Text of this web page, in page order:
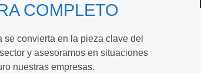
COMPLETO
convierta en la pieza clave del
y asesoramos en situaciones
nuestras empresas.